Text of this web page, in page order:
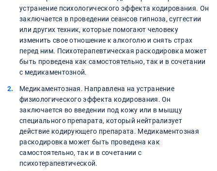
устранение психологического эффекта кодирования. Он
заключается в проведении сеансов гипноза, суггестии
или других техник, которые помогают человеку
изменить свое отношение к алкоголю и снять страх
перед ним. Психотерапевтическая раскодировка может
быть проведена как самостоятельно, так и в сочетании
с медикаментозной.
Медикаментозная. Направлена на устранение
физиологического эффекта кодирования. Он
заключается во введении под кожу или в мышцу
специального препарата, который нейтрализует
действие кодирующего препарата. Медикаментозная
раскодировка может быть проведена как
самостоятельно, так и в сочетании с
психотерапевтической.